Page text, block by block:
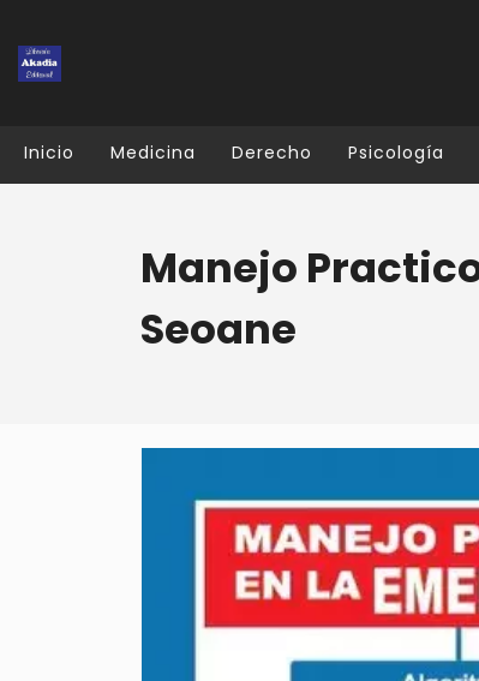
Inicio Medicina Derecho Psicología
Manejo
Seoane